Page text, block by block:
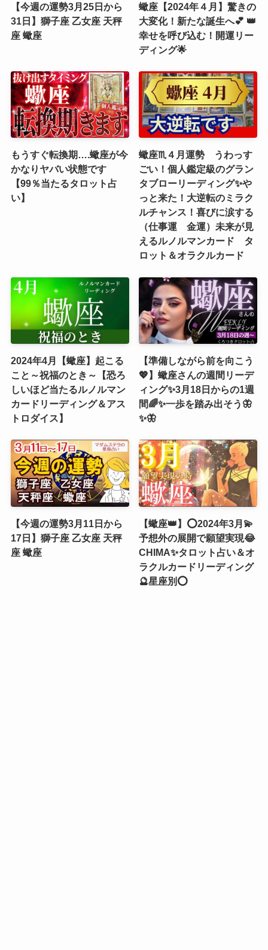
【今週の運勢3月25日から
31日】獅子座 乙女座 天秤
座 蠍座
蠍座【2024年４月】驚きの
大変化！新たな誕生へ💕 👑
幸せを呼び込む！開運リー
ディング🌟
もうすぐ転換期….蠍座が今
かなりヤバい状態です
【99％当たるタロット占
い】
蠍座♏４月運勢 うわっす
ごい！個人鑑定級のグラン
タブローリーディング✨や
っと来た！大逆転のミラク
ルチャンス！喜びに涙する
（仕事運 金運）未来が見
えるルノルマンカード タ
ロット＆オラクルカード
2024年4月【蠍座】起こる
こと～祝福のとき～【恐ろ
しいほど当たるルノルマン
カードリーディング＆アス
トロダイス】
【準備しながら前を向こう
💖】蠍座さんの週間リーデ
ィング✨3月18日からの1週
間🌈✨一歩を踏み出そう🦋
✨🦋
【今週の運勢3月11日から
17日】獅子座 乙女座 天秤
座 蠍座
【蠍座👑】⭕2024年3月💫
予想外の展開で願望実現😂
CHIMA✨タロット占い＆オ
ラクルカードリーディング
🔮星座別⭕